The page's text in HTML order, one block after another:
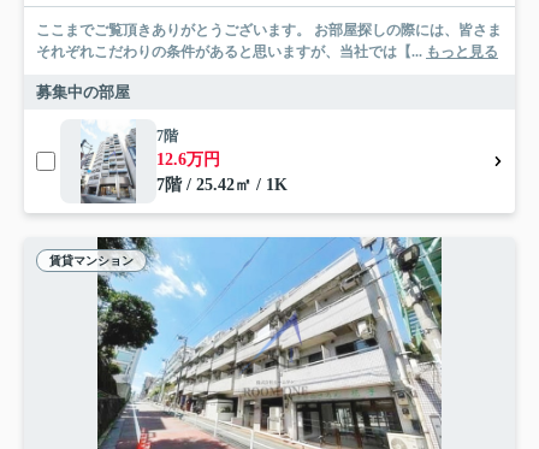
ここまでご覧頂きありがとうございます。 お部屋探しの際には、皆さま
それぞれこだわりの条件があると思いますが、当社では【... もっと見る
募集中の部屋
7階
12.6万円
7階 / 25.42㎡ / 1K
賃貸マンション